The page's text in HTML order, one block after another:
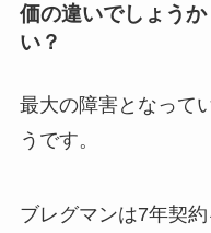
価の違いでしょう
い？
最大の障害となって
うです。
ブレグマンは7年契